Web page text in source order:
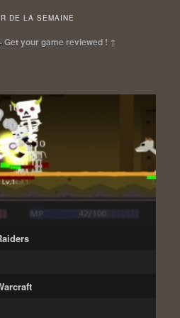
DE LA SEMAINE
your game reviewed ! ↑